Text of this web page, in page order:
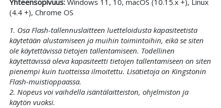
Yhteensopivuus: Windows 11, 10, macOS (10.15.x +), Linux
(4.4 +), Chrome OS
1. Osa Flash-tallennuslaitteen luetteloidusta kapasiteetista
käytetään alustamiseen ja muihin toimintoihin, eikä se siten
ole käytettävissä tietojen tallentamiseen. Todellinen
käytettävissä oleva kapasiteetti tietojen tallentamiseen on siten
pienempi kuin tuotteissa ilmoitettu. Lisätietoja on Kingstonin
Flash-muistioppaassa.
2. Nopeus voi vaihdella isäntälaitteiston, ohjelmiston ja
käytön vuoksi.